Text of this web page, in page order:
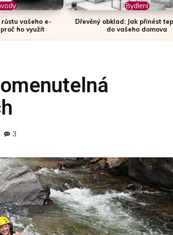
vašeho e-
ho využít
Bydlení
Dřevěný obklad: Jak přinést
do vašeho domova
3